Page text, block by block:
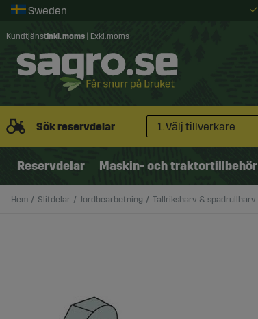
Kundtjänst Inkl. moms Exkl. moms
Sök reservdelar 1. Välj tillverkare
Reservdelar Maskin- och traktortillbehör
Hem Slitdelar Jordbearbetning Tallriksharv & spadrullharv